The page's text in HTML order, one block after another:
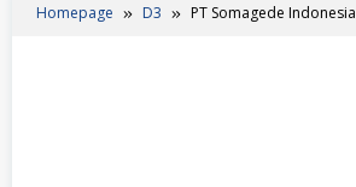
Homepage D3 PT Somagede Indonesia